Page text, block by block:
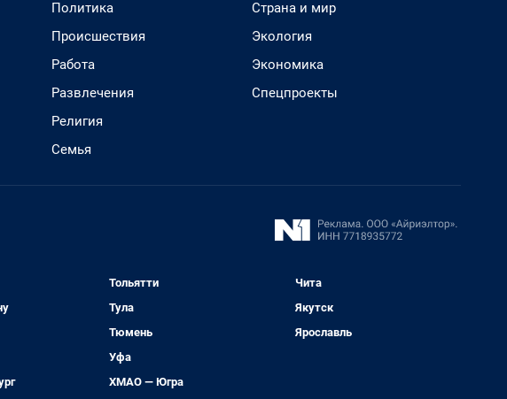
Политика
Происшествия
Работа
Развлечения
Религия
Семья
Страна и мир
Экология
Экономика
Спецпроекты
Тольятти
Тула
Тюмень
Уфа
ХМАО — Югра
Чита
Якутск
Ярославль